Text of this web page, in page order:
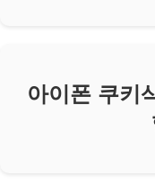
아이폰 쿠키